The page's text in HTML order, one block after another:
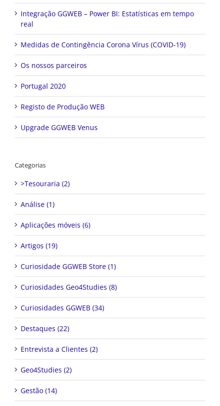
Integração GGWEB – Power BI: Estatísticas em tempo
real
Medidas de Contingência Corona Vírus (COVID-19)
Os nossos parceiros
Portugal 2020
Registo de Produção WEB
Upgrade GGWEB Venus
Categorias
>Tesouraria (2)
Análise (1)
Aplicações móveis (6)
Artigos (19)
Curiosidade GGWEB Store (1)
Curiosidades Geo4Studies (8)
Curiosidades GGWEB (34)
Destaques (22)
Entrevista a Clientes (2)
Geo4Studies (2)
Gestão (14)